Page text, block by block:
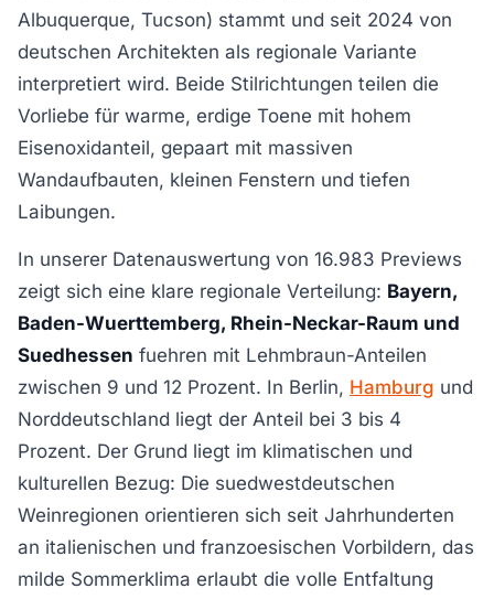
Albuquerque, Tucson) stammt und seit 2024 von
deutschen Architekten als regionale Variante
interpretiert wird. Beide Stilrichtungen teilen die
Vorliebe für warme, erdige Toene mit hohem
Eisenoxidanteil, gepaart mit massiven
Wandaufbauten, kleinen Fenstern und tiefen
Laibungen.
In unserer Datenauswertung von 16.983 Previews
zeigt sich eine klare regionale Verteilung: Bayern,
Baden-Wuerttemberg, Rhein-Neckar-Raum und
Suedhessen fuehren mit Lehmbraun-Anteilen
zwischen 9 und 12 Prozent. In Berlin, Hamburg und
Norddeutschland liegt der Anteil bei 3 bis 4
Prozent. Der Grund liegt im klimatischen und
kulturellen Bezug: Die suedwestdeutschen
Weinregionen orientieren sich seit Jahrhunderten
an italienischen und franzoesischen Vorbildern, das
milde Sommerklima erlaubt die volle Entfaltung